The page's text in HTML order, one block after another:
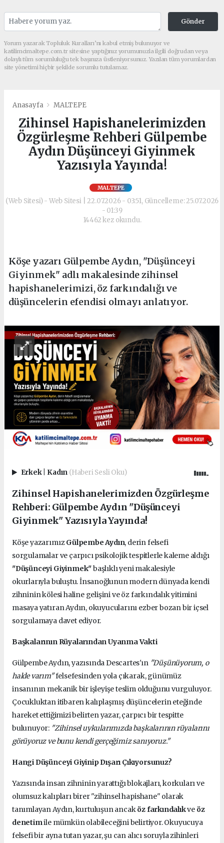
Gönder
Yorum yazarak Topluluk Kuralları’nı kabul etmiş bulunuyor ve
katilimcimaltepe.com.tr sitesine yaptığınız yorumunuzla ilgili doğrudan veya
dolaylı tüm sorumluluğu tek başınıza üstleniyorsunuz. Yazılan tüm yorumlardan
site yönetimi hiçbir şekilde sorumlu tutulamaz.
Anasayfa MALTEPE
Zihinsel Hapishanelerimizden
Özgürleşme Rehberi Gülpembe
Aydın Düşünceyi Giyinmek
Yazısıyla Yayında!
MALTEPE
(Web Sitesi) - Web Sitesi | 22.07.2026 - 03:51, Güncelleme: 25.07.2026
- 01:39
14462 kez okundu.
Köşe yazarı Gülpembe Aydın, "Düşünceyi
Giyinmek" adlı makalesinde zihinsel
hapishanelerimizi, öz farkındalığı ve
düşüncelerin efendisi olmayı anlatıyor.
Erkek Kadın (Haberi Sesli Oku)
Zihinsel Hapishanelerimizden Özgürleşme
Rehberi: Gülpembe Aydın "Düşünceyi
Giyinmek" Yazısıyla Yayında!
Köşe yazarımızGülpembe Aydın, derin felsefi
sorgulamalar ve çarpıcı psikolojik tespitlerle kaleme aldığı
"Düşünceyi Giyinmek"başlıklı yeni makalesiyle
okurlarıyla buluştu. İnsanoğlunun modern dünyada kendi
zihninin kölesi haline gelişini ve öz farkındalık yitimini
masaya yatıran Aydın, okuyucularını ezber bozan bir içsel
sorgulamaya davet ediyor.
Başkalarının Rüyalarından Uyanma Vakti
Gülpembe Aydın, yazısında Descartes'ın "Düşünüyorum, o
halde varım"felsefesinden yola çıkarak, günümüz
insanının mekanik bir işleyişe teslim olduğunu vurguluyor.
Çocukluktan itibaren kalıplaşmış düşüncelerin eteğinde
hareket ettiğimizi belirten yazar, çarpıcı bir tespitte
bulunuyor: "Zihinsel uykularımızda başkalarının rüyalarını
görüyoruz ve bunu kendi gerçeğimiz sanıyoruz."
Hangi Düşünceyi Giyinip Dışarı Çıkıyorsunuz?
Yazısında insan zihninin yarattığı blokajları, korkuları ve
olumsuz kalıpları birer "zihinsel hapishane" olarak
tanımlayan Aydın, kurtuluşun ancaköz farkındalıkve öz
denetimile mümkün olabileceğini belirtiyor. Okuyucuya
felsefi bir ayna tutan yazar, şu can alıcı soruyla zihinleri